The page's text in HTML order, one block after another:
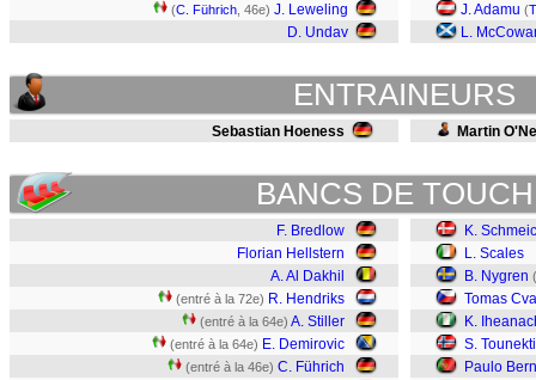
(C. Führich , 46e) J. Leweling
D. Undav
J. Adamu (
L.
ENTRAINEURS
Sebastian Hoeness Martin
BANCS DE
F. Bredlow
Florian Hellstern
A. Al Dakhil
(entré à la 72e) R. Hendriks
(entré à la 64e) A. Stiller
(entré à la 64e) E. Demirovic
(entré à la 46e) C. Führich
K.
L. Scales
B. Nygren
Tomas
K.
S. Tounekti
Paulo